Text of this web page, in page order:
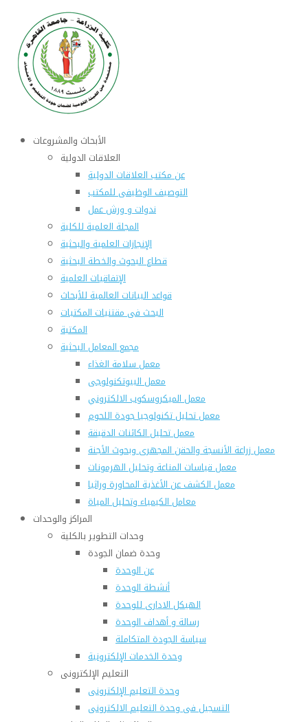
الأبحاث والمشروعات
العلاقات الدولية
عن مكتب العلاقات الدولية
التوصيف الوظيفى للمكتب
ندوات و ورش عمل
المجلة العلمية للكلية
الإنجازات العلمية والبحثية
قطاع البحوث والخطة البحثية
الإتفاقيات العلمية
قواعد البيانات العالمية للأبحاث
البحث فى مقتنيات المكتبات
المكتبة
مجمع المعامل البحثية
معمل سلامة الغذاء
معمل البيوتكنولوجى
معمل الميكروسكوب الالكتروني
معمل تحليل تكنولوجيا جودة اللحوم
معمل تحليل الكائنات الدقيقة
معمل زراعة الأنسجة والحقن المجهرى وبحوث الأجنة
معمل قياسات المناعة وتحليل الهرمونات
معمل الكشف عن الأغذية المحاورة وراثيا
معامل الكيمياء وتحليل المياة
المراكز والوحدات
وحدات التطوير بالكلية
وحدة ضمان الجودة
عن الوحدة
أنشطة الوحدة
الهيكل الادارى للوحدة
رسالة و أهداف الوحدة
سياسة الجودة المتكاملة
وحدة الخدمات الإلكترونية
التعليم الإلكترونى
وحدة التعليم الإلكترونى
التسجيل فى وحدة التعليم الالكترونى